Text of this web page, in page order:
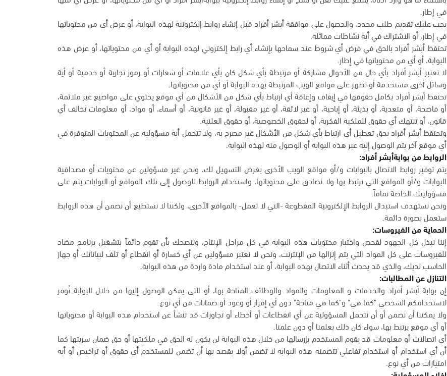
في إطار.
يجب عليك تقديم طلب محدد، والحصول على موافقة أبشر أفراد قبل إنشاء روابط إلكترونية لهذه البوابة، أو عرض أي من محتوياتها
في إطار، أو الاشتراك في أية نشاطات مماثلة.
تحتفظ أبشر أفراد بالحق في فرض أي شروط عند سماحها بإنشاء أي رابط إلكتروني لهذه البوابة أو أي من محتوياتها، أو عرض هذه
البوابة، أو أي من محتوياتها في إطار.
لا تعتبر أبشر أفراد بأي حال من الأحوال مشاركة أو مرتبطة بأي شكل كان بأي علامات أو شعارات أو رموز تجارية أو خدمية أو أية
وسائل أخرى مستخدمة أو تظهر على مواقع الويب المرتبطة بهذه البوابة أو أي من محتوياتها.
تحتفظ أبشر أفراد بكامل حقوقها في إيقاف وإعاقة أي ارتباط بأي شكل من الأشكال من أي موقع يحتوي على مواضيع غير ملائمة،
أو فاضحة، أو متعدية، أو بذيئة، أو إباحية، أو غير لائقة، أو غير مقبولة، أو غير قانونية، أو أسماء، أو مواد، أو معلومات تخالف أي
قانون، أو تنتهك أي حقوق للملكية الفكرية، أو لحقوق الخصوصية، أو حقوق العلنية.
وتحتفظ أبشر أفراد بحق تعطيل أي ارتباط بأي شكل من الأشكال غير مصرح به، ولا تتحمل أية مسؤولية عن المحتويات المتوفرة في
أي موقع آخر يتم الوصول إليه عبر هذه البوابة أو الوصول منه لهذه البوابة.
الروابط من بوابةأبشر أفراد:
يتم توفير روابط الاتصال بالبوابات و/أو مواقع الويب الأخرى بغرض التسهيل لك، ونحن غير مسؤولين عن محتويات أو مصداقية
البوابات و/أو المواقع التي نرتبط بها ولا نصادق على محتوياتها، واستخدام الروابط للوصول إلى تلك المواقع أو البوابات يتم على
مسؤوليتك الخاصة تماماً.
ونحن نستهدف استبدال الروابط الإلكترونية المقطوعة -التي لا تعمل- بالمواقع الأخرى، ولكننا لا نستطيع أن نضمن أن هذه الروابط
ستعمل بصورة دائمة.
الحماية من الفيروسات:
إننا نبذل كل الجهود لفحص واختبار محتويات هذه البوابة في كل مراحل الإنتاج، وننصحك بأن تقوم دائماً بتشغيل برنامج مضاد
للفيروسات على كل المواد التي يتم إنزالها من الإنترنت، ونحن لا نعتبر مسؤولين عن أي خسارة أو انقطاع أو تلف لبياناتك أو جهاز
الحاسب لديك، والذي قد يحدث أثناء الاتصال بهذه البوابة، أو عند استخدام مادة واردة من هذه البوابة.
التنازل عن المطالبات:
إن بوابة أبشر أفراد والخدمات و المعلومات والمواد والوظائف المتاحة بها، أو التي يمكن الوصول إليها من خلال البوابة تُوفر
لاستخدامكم الشخصي "كما هي" و"كما هي متاحة" دون أي إقرار أو وعود أو ضمانات من أي نوع.
ولا يمكننا أن نضمن أو أن نتحمل المسؤولية عن أي انقطاعات أو أخطاء أو تجاوزات قد تنشأ عن استخدام هذه البوابة أو محتوياتها
أو أي موقع يرتبط بها، سواء كان ذلك بعلمنا أو دون علمنا.
أي اتصالات أو معلومات قد يقوم المستخدم بإرسالها من خلال هذه البوابة لن يكون له الحق في ملكيتها أو حق ضمان سريتها كما
أن أي استخدام أو استخدام تفاعلي تتضمنه هذه البوابة لا تضمن أولا يقصد بها أن تضمن للمستخدم أي حقوق أو تراخيص أو أية
امتيازات من أي نوع.